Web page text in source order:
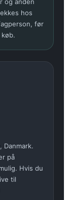
og anden
hos
før
Danmark.
på
Hvis du
til